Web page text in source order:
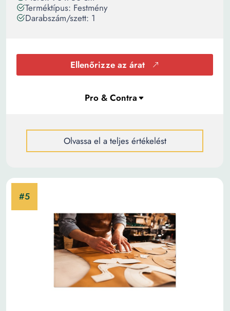
Terméktípus: Festmény
Darabszám/szett: 1
Ellenőrizze az árat
Olvassa el a teljes értékelést